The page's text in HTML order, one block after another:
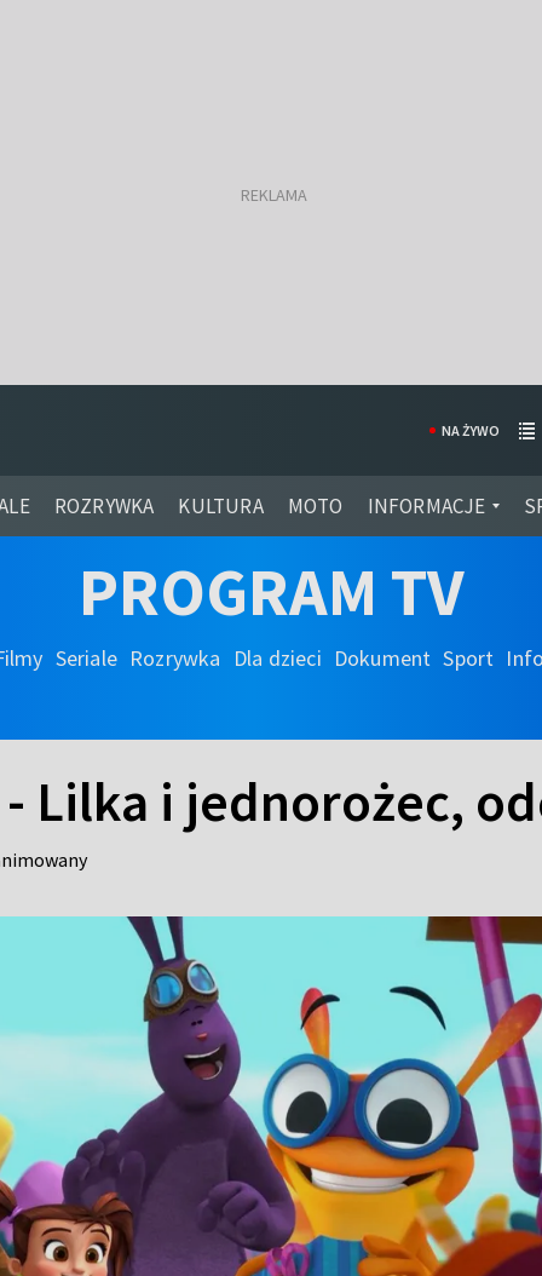
ROZRYWKA KULTURA MOTO INFORMACJE
NA ŻYWO
PROGRAM TV
Seriale Rozrywka Dla dzieci Dokument Sport
Lilka i jednorożec,